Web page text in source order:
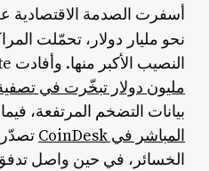
أسفرت الصدمة الاقتصادية
نحو مليار دولار ، تحمّلت
النصيب الأكبر منها. وأفادت CryptoSlate بأن
مليون دولار تبخّرت في
بيانات التضخم المرتفعة،
المباشر في CoinDesk
تصدّر
الخسائر، في حين واصل